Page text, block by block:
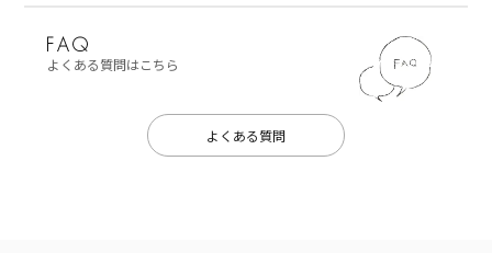
よくある質問はこちら
よくある質問